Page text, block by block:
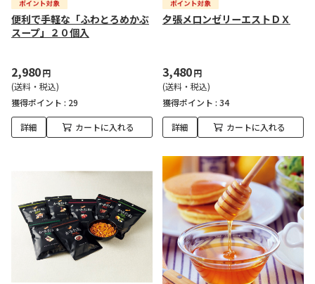
便利で手軽な「ふわとろめかぶ
スープ」２０個入
2,980円
(送料・税込)
獲得ポイント : 29
詳細 カートに入れる
夕張メロンゼリーエストＤＸ
3,480円
(送料・税込)
獲得ポイント : 34
詳細 カートに入れる